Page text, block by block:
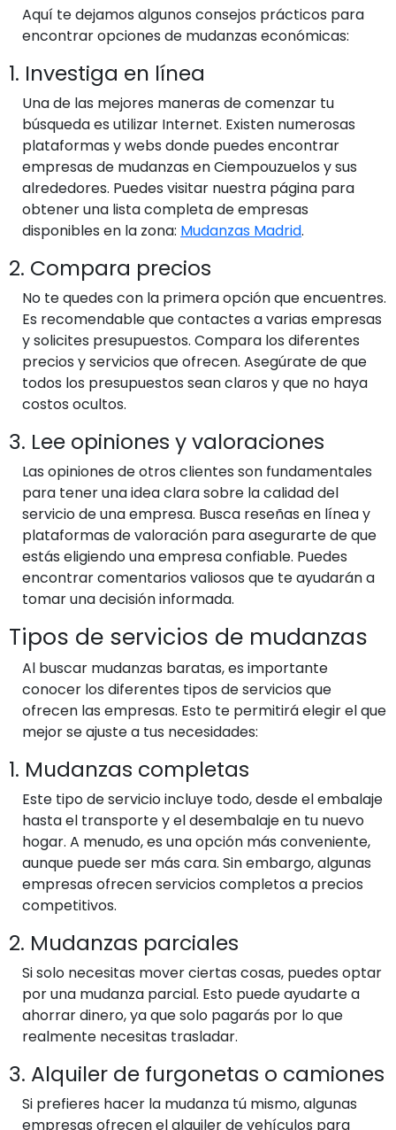
Aquí te dejamos algunos consejos prácticos para
encontrar opciones de mudanzas económicas:
1. Investiga en línea
Una de las mejores maneras de comenzar tu
búsqueda es utilizar Internet. Existen numerosas
plataformas y webs donde puedes encontrar
empresas de mudanzas en Ciempouzuelos y sus
alrededores. Puedes visitar nuestra página para
obtener una lista completa de empresas
disponibles en la zona: Mudanzas Madrid.
2. Compara precios
No te quedes con la primera opción que encuentres.
Es recomendable que contactes a varias empresas
y solicites presupuestos. Compara los diferentes
precios y servicios que ofrecen. Asegúrate de que
todos los presupuestos sean claros y que no haya
costos ocultos.
3. Lee opiniones y valoraciones
Las opiniones de otros clientes son fundamentales
para tener una idea clara sobre la calidad del
servicio de una empresa. Busca reseñas en línea y
plataformas de valoración para asegurarte de que
estás eligiendo una empresa confiable. Puedes
encontrar comentarios valiosos que te ayudarán a
tomar una decisión informada.
Tipos de servicios de mudanzas
Al buscar mudanzas baratas, es importante
conocer los diferentes tipos de servicios que
ofrecen las empresas. Esto te permitirá elegir el que
mejor se ajuste a tus necesidades:
1. Mudanzas completas
Este tipo de servicio incluye todo, desde el embalaje
hasta el transporte y el desembalaje en tu nuevo
hogar. A menudo, es una opción más conveniente,
aunque puede ser más cara. Sin embargo, algunas
empresas ofrecen servicios completos a precios
competitivos.
2. Mudanzas parciales
Si solo necesitas mover ciertas cosas, puedes optar
por una mudanza parcial. Esto puede ayudarte a
ahorrar dinero, ya que solo pagarás por lo que
realmente necesitas trasladar.
3. Alquiler de furgonetas o camiones
Si prefieres hacer la mudanza tú mismo, algunas
empresas ofrecen el alquiler de vehículos para